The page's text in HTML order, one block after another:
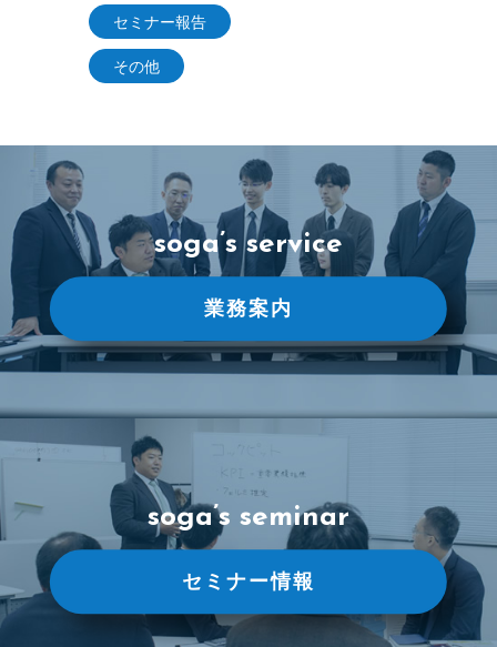
セミナー報告
その他
soga’s service
業務案内
soga’s seminar
セミナー情報